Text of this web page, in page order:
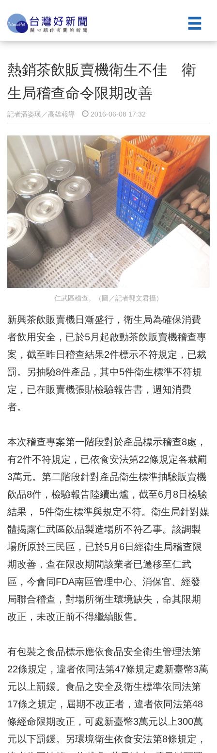
熱銷茶飲販賣機衛生不佳 衛
生局稽查命令限期改善
記者潘姿瑛／高雄報導 2016-06-08 17:32
仁武區稽查。（圖／記者郭文君攝）
新興茶飲販賣機日漸盛行，衛生局為確保消費
者飲用安全，已於5月起啟動茶飲販賣機稽查專
案，截至昨日稽查結果2件標示不符規定，已裁
罰。另抽驗8件產品，其中5件衛生標準不符規
定，已在販賣機張貼檢驗報告書，週知消費
者。
本次稽查專案第一階段對於產品標示稽查8處，
有2件不符規定，已依食安法第22條規定各裁罰
3萬元。第二階段針對產品衛生標準抽驗販賣機
飲品8件，檢驗報告陸續出爐，截至6月8日檢驗
結果， 5件衛生標準與規定不符。衛生局針對媒
體揭露仁武區飲品製造場所不符乙事。該調製
場所原於三民區，已於5月6日經衛生局稽查限
期改善，查在限改期間該業者已遷移至仁武
區，今會同FDA南區管理中心、消保官、經發
局聯合稽查，對場所衛生環境缺失，命其限期
改正，未改正前不得繼續販售。
有包裝之食品標示應依食品安全衛生管理法第
22條規定，違者依同法第47條規定處新臺幣3萬
元以上罰鍰。食品之安全及衛生標準依同法第
17條之規定，屆期不改正者，違者依同法第48
條經命限期改正，可處新臺幣3萬元以上300萬
元以下罰鍰。另環境衛生依食安法第8條規定，